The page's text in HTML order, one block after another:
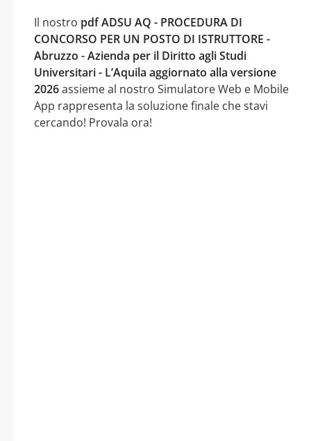
Il nostro pdf ADSU AQ - PROCEDURA DI
CONCORSO PER UN POSTO DI ISTRUTTORE -
Abruzzo - Azienda per il Diritto agli Studi
Universitari - L’Aquila aggiornato alla versione
2026assieme al nostro Simulatore Web e Mobile
App rappresenta la soluzione finale che stavi
cercando! Provala ora!